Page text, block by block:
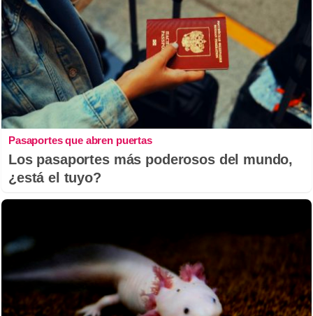
Pasaportes que abren puertas
Los pasaportes más poderosos del mundo,
¿está el tuyo?